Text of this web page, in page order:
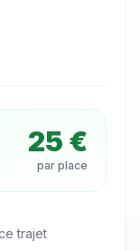
25 €
par place
trajet